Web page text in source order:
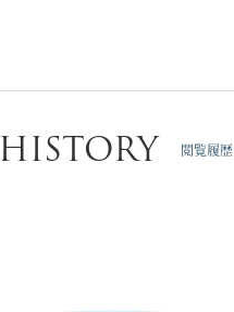
HISTORY 閲覧履歴